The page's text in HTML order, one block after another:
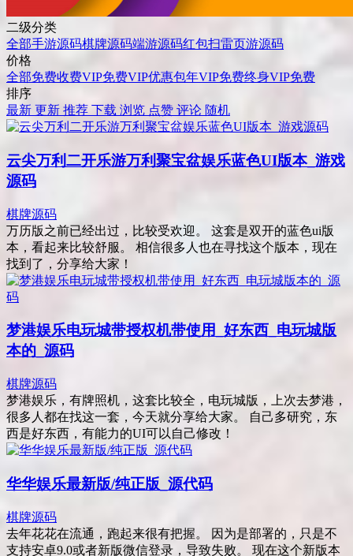
二级分类
全部手游源码棋牌源码端游源码红包扫雷页游源码
价格
全部免费收费VIP免费VIP优惠包年VIP免费终身VIP免费
排序
最新 更新 推荐 下载 浏览 点赞 评论 随机
云尖万利二开乐游万利聚宝盆娱乐蓝色UI版本_游戏
源码
棋牌源码
万历版之前已经出过，比较受欢迎。 这套是双开的蓝色ui版
本，看起来比较舒服。 相信很多人也在寻找这个版本，现在
找到了，分享给大家！
梦港娱乐电玩城带授权机带使用_好东西_电玩城版
本的_源码
棋牌源码
梦港娱乐，有牌照机，这套比较全，电玩城版，上次去梦港，
很多人都在找这一套，今天就分享给大家。 自己多研究，东
西是好东西，有能力的UI可以自己修改！
华华娱乐最新版/纯正版_源代码
棋牌源码
去年花花在流通，跑起来很有把握。 因为是部署的，只是不
支持安卓9.0或者新版微信登录，导致失败。 现在这个新版本